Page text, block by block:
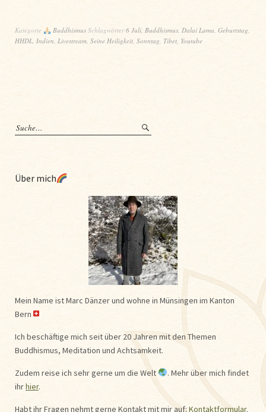
Kategorie Buddhismus Schlagwörter6 Juli, Buddhismus, Dalai Lama, Geburtstag,
HHDL, Indien, Livestream, Seine Heiligkeit, Sonntag, Tibet, Youtube
Über mich
Mein Name ist Marc Dänzer und wohne in Münsingen im Kanton
Bern
Ich beschäftige mich seit über 20 Jahren mit den Themen
Buddhismus, Meditation und Achtsamkeit.
Zudem reise ich sehr gerne um die Welt
. Mehr über mich findet
ihrhier.
Habt ihr Fragen nehmt gerne Kontakt mit mir auf:Kontaktformular.